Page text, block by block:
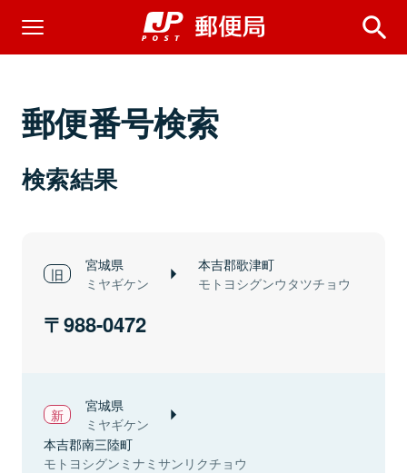
郵便番号検索
検索結果
宮城県
ミヤギケン
本吉郡歌津町
モトヨシグンウタツチョウ
988-0472
宮城県
ミヤギケン
本吉郡南三陸町
モトヨシグンミナミサンリクチョウ